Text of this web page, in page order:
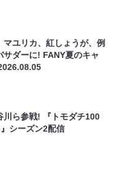
マユリカ、紅しょうが、例
サダーに! FANY夏のキャ
川ら参戦! 『トモダチ100
シーズン2配信